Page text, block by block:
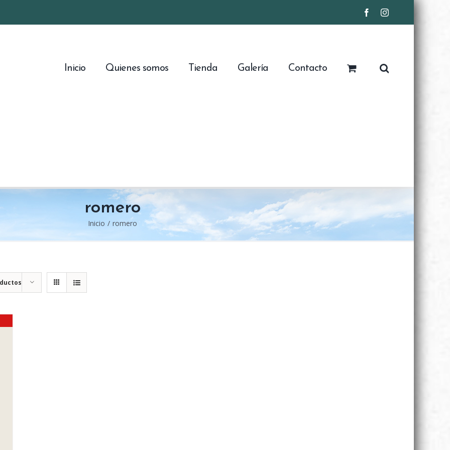
FacebookInstagram
Inicio Quienes somos Tienda Galería Contacto
romero
Inicio / romero